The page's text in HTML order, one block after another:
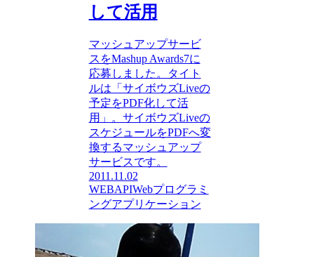
して活用
マッシュアップサービ
スをMashup Awards7に
応募しました。タイト
ルは「サイボウズLiveの
予定をPDF化して活
用」。サイボウズLiveの
スケジュールをPDFへ変
換するマッシュアップ
サービスです。
2011.11.02
WEBAPIWebプログラミ
ングアプリケーション